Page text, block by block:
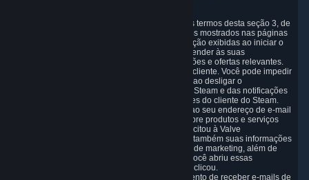
Podemos processar informações coletadas nos termos desta seção 3, de
modo que o conteúdo, os produtos e os serviços mostrados nas páginas
da loja do Steam e nas mensagens de atualização exibidas ao iniciar o
cliente do Steam podem ser adaptados para atender às suas
necessidades e preenchidos com recomendações e ofertas relevantes.
Isto é feito para melhorar a experiência do seu cliente. Você pode impedir
o processamento dos seus dados dessa forma ao desligar o
carregamento automático da página da loja do Steam e das notificações
do Steam na seção "Interface" das configurações do cliente do Steam.
A Valve pode enviar mensagens de marketing ao seu endereço de e-mail
(ou onde você deu consentimento explícito) sobre produtos e serviços
similares aos produtos e serviços que você solicitou à Valve
anteriormente. Nesse caso, poderemos utilizar também suas informações
coletadas para personalizar essas mensagens de marketing, além de
coletar informações das suas ações, como se você abriu essas
mensagens e em que links do texto delas você clicou.
Você pode cancelar ou revogar seu consentimento de receber e-mails de